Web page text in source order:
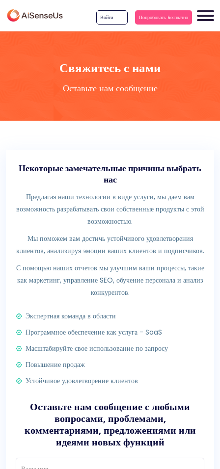
Войти Попробовать Бесплатно
Свяжитесь с нами
Оставьте нам сообщение
Некоторые замечательные причины выбрать
нас
Предлагая наши технологии в виде услуги, мы даем вам
возможность разрабатывать свои собственные продукты с этой
возможностью.
Мы поможем вам достичь устойчивого удовлетворения
клиентов, анализируя эмоции ваших клиентов и подписчиков.
С помощью наших отчетов мы улучшим ваши процессы, такие
как маркетинг, управление SEO, обучение персонала и анализ
конкурентов.
Экспертная команда в области
Программное обеспечение как услуга - SaaS
Масштабируйте свое использование по запросу
Повышение продаж
Устойчивое удовлетворение клиентов
Оставьте нам сообщение с любыми
вопросами, проблемами,
комментариями, предложениями или
идеями новых функций